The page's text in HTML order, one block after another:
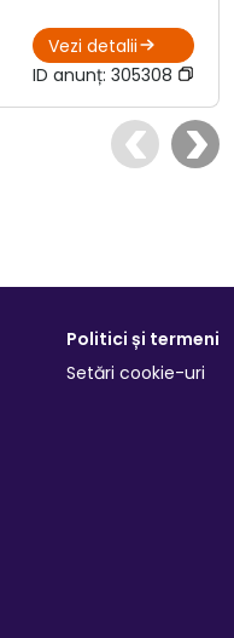
Vezi detalii
ID anunț: 305308
Politici și termeni
Setări cookie-uri